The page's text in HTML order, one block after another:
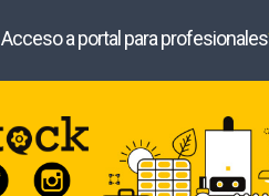
Acceso a portal para profesionales